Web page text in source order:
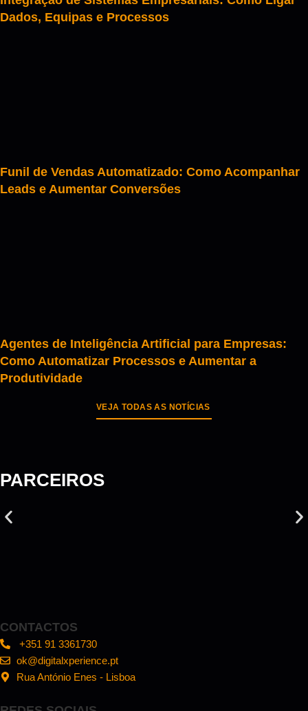
Dados, Equipas e Processos
Funil de Vendas Automatizado: Como Acompanhar
Leads e Aumentar Conversões
Agentes de Inteligência Artificial para Empresas:
Como Automatizar Processos e Aumentar a
Produtividade
VEJA TODAS AS NOTÍCIAS
PARCEIROS
CONTACTOS
+351 91 3361730
ok@digitalxperience.pt
Rua António Enes - Lisboa